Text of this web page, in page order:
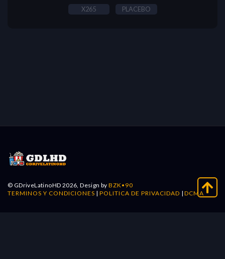
X265 PLACEBO
© GDriveLatinoHD 2026, Design byBZK•90
TERMINOS Y CONDICIONES |POLITICA DE PRIVACIDAD |DCMA